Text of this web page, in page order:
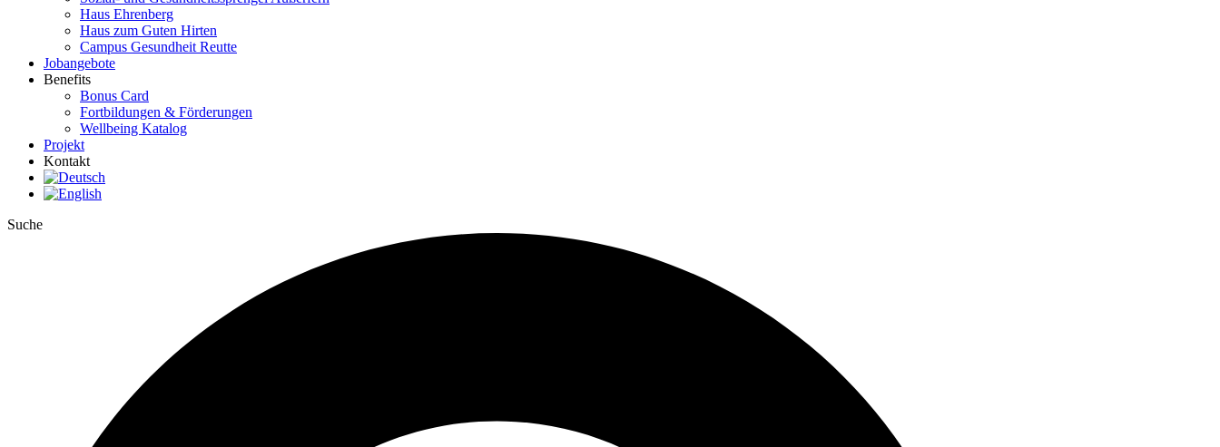
Haus Ehrenberg
Haus zum Guten Hirten
Campus Gesundheit Reutte
Jobangebote
Benefits
Bonus Card
Fortbildungen & Förderungen
Wellbeing Katalog
Projekt
Kontakt
Suche